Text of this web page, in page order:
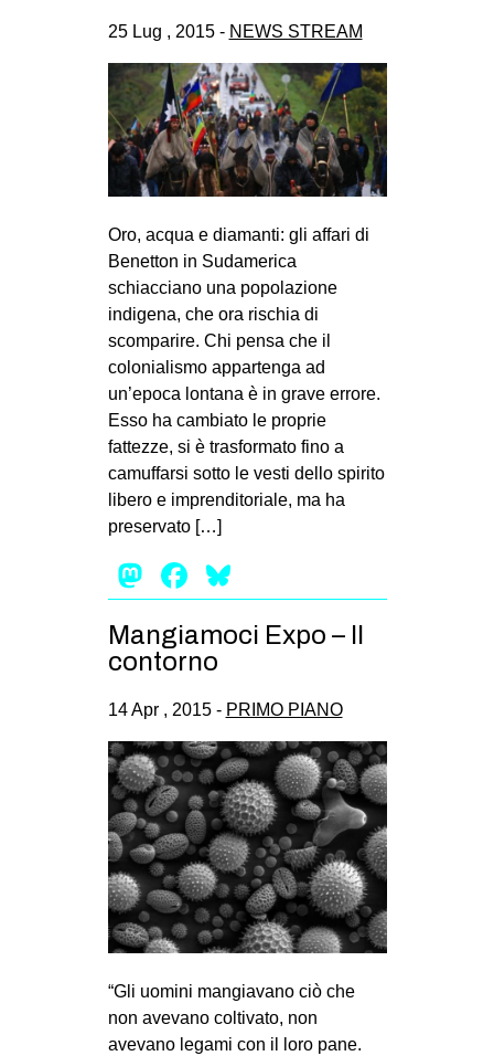
25 Lug , 2015 - NEWS STREAM
Oro, acqua e diamanti: gli affari di
Benetton in Sudamerica
schiacciano una popolazione
indigena, che ora rischia di
scomparire. Chi pensa che il
colonialismo appartenga ad
un’epoca lontana è in grave errore.
Esso ha cambiato le proprie
fattezze, si è trasformato fino a
camuffarsi sotto le vesti dello spirito
libero e imprenditoriale, ma ha
preservato […]
Mastodon
Facebook
Mangiamoci Expo – Il
contorno
14 Apr , 2015 - PRIMO PIANO
“Gli uomini mangiavano ciò che
non avevano coltivato, non
avevano legami con il loro pane.